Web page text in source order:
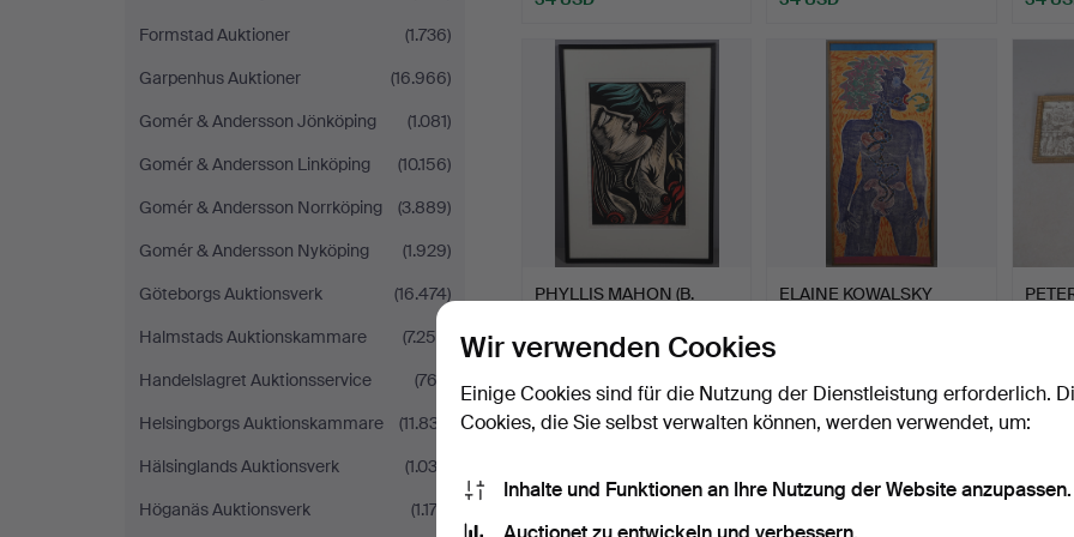
Formstad Auktioner
(1.736)
Garpenhus Auktioner
(16.966)
Gomér & Andersson Jönköping
(1.081)
Gomér & Andersson Linköping
(10.156)
Gomér & Andersson Norrköping
(3.889)
Gomér & Andersson Nyköping
(1.929)
Göteborgs Auktionsverk
(16.474)
Halmstads Auktionskammare
(7.259)
Handelslagret Auktionsservice
(762)
Helsingborgs Auktionskammare
(11.837)
Hälsinglands Auktionsverk
(1.032)
Höganäs Auktionsverk
(1.174)
PHYLLIS MAHON (B.
ATTRACTI…
Beendet 29. Jul 2026
41 USD
ELAINE KOWALSKY
54 USD 34
Wir verwenden Cookies
Einige Cookies sind für die Nutzung der Dienstleistung erforderlich.
Cookies, die Sie selbst verwalten können, werden verwendet, um:
Inhalte und Funktionen an Ihre Nutzung der Website anzupassen.